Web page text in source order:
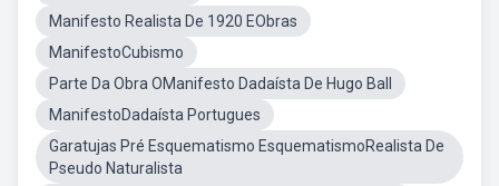
Manifesto Realista De 1920 EObras
ManifestoCubismo
Parte Da Obra OManifesto Dadaísta De Hugo Ball
ManifestoDadaísta Portugues
Garatujas Pré Esquematismo EsquematismoRealista De
Pseudo Naturalista